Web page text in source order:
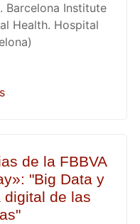
Barcelona Institute
Health. Hospital
de la FBBVA
"Big Data y
digital de las